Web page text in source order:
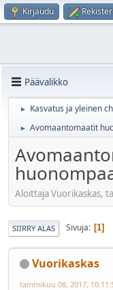
Kirjaudu
Päävalikko
► Kasvatus ja yleinen
► Avomaantomaatit
Aloittaja Vuorikaskas,
SIIRRY ALAS Sivuja 1
Vuorikaskas
tammikuu 08, 2017,